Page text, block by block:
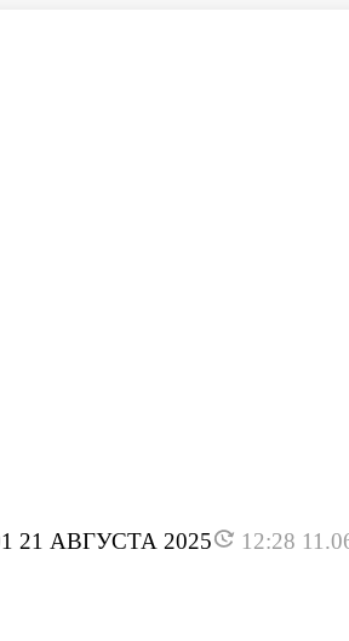
21 АВГУСТА 2025 12:28